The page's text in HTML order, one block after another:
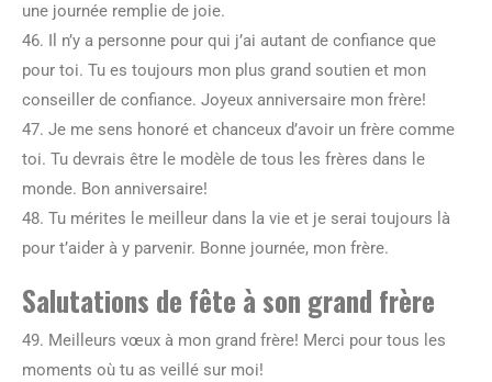
une journée remplie de joie.
46. Il n’y a personne pour qui j’ai autant de confiance que
pour toi. Tu es toujours mon plus grand soutien et mon
conseiller de confiance. Joyeux anniversaire mon frère!
47. Je me sens honoré et chanceux d’avoir un frère comme
toi. Tu devrais être le modèle de tous les frères dans le
monde. Bon anniversaire!
48. Tu mérites le meilleur dans la vie et je serai toujours là
pour t’aider à y parvenir. Bonne journée, mon frère.
Salutations de fête à son grand frère
49. Meilleurs vœux à mon grand frère! Merci pour tous les
moments où tu as veillé sur moi!